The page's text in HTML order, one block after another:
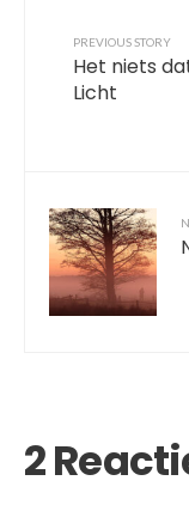
PREVIOUS STORY
Het niets
Licht
2